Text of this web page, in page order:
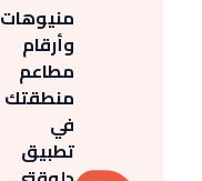
منيوهات
وأرقام
مطاعم
منطقتك
في
تطبيق